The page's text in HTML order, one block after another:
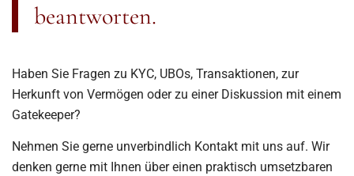
beantworten.
Haben Sie Fragen zu KYC, UBOs, Transaktionen, zur
Herkunft von Vermögen oder zu einer Diskussion mit einem
Gatekeeper?
Nehmen Sie gerne unverbindlich Kontakt mit uns auf. Wir
denken gerne mit Ihnen über einen praktisch umsetzbaren